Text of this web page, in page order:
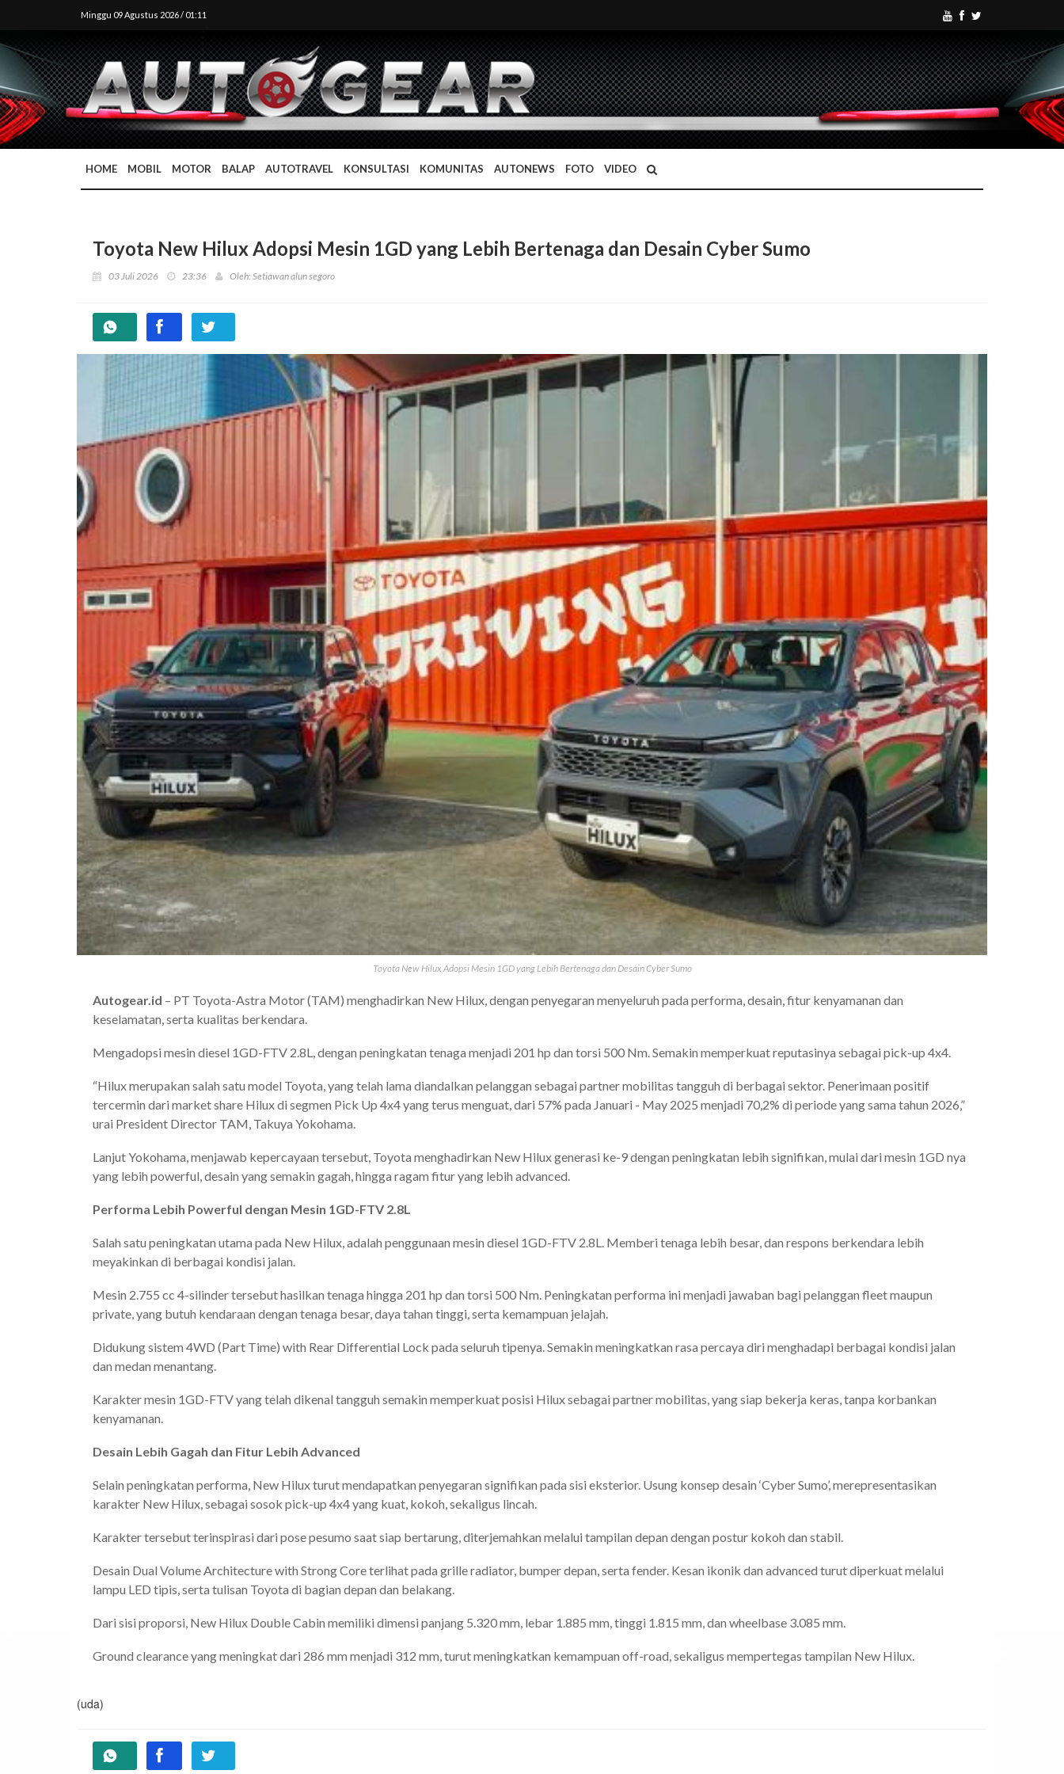
Minggu 09 Agustus 2026 / 01:11
HOME MOBIL MOTOR BALAP AUTOTRAVEL KONSULTASI KOMUNITAS AUTONEWS FOTO VIDEO
Toyota New Hilux Adopsi Mesin 1GD yang Lebih Bertenaga dan Desain Cyber Sumo
03 Juli 2026 23:36 Oleh: Setiawan alun segoro
Toyota New Hilux Adopsi Mesin 1GD yang Lebih Bertenaga dan Desain Cyber Sumo
Autogear.id – PT Toyota-Astra Motor (TAM) menghadirkan New Hilux, dengan penyegaran menyeluruh pada performa, desain, fitur kenyamanan dan
keselamatan, serta kualitas berkendara.
Mengadopsi mesin diesel 1GD-FTV 2.8L, dengan peningkatan tenaga menjadi 201 hp dan torsi 500 Nm. Semakin memperkuat reputasinya sebagai pick-up 4x4.
“Hilux merupakan salah satu model Toyota, yang telah lama diandalkan pelanggan sebagai partner mobilitas tangguh di berbagai sektor. Penerimaan positif
tercermin dari market share Hilux di segmen Pick Up 4x4 yang terus menguat, dari 57% pada Januari - May 2025 menjadi 70,2% di periode yang sama tahun 2026,”
urai President Director TAM, Takuya Yokohama.
Lanjut Yokohama, menjawab kepercayaan tersebut, Toyota menghadirkan New Hilux generasi ke-9 dengan peningkatan lebih signifikan, mulai dari mesin 1GD nya
yang lebih powerful, desain yang semakin gagah, hingga ragam fitur yang lebih advanced.
Performa Lebih Powerful dengan Mesin 1GD-FTV 2.8L
Salah satu peningkatan utama pada New Hilux, adalah penggunaan mesin diesel 1GD-FTV 2.8L. Memberi tenaga lebih besar, dan respons berkendara lebih
meyakinkan di berbagai kondisi jalan.
Mesin 2.755 cc 4-silinder tersebut hasilkan tenaga hingga 201 hp dan torsi 500 Nm. Peningkatan performa ini menjadi jawaban bagi pelanggan fleet maupun
private, yang butuh kendaraan dengan tenaga besar, daya tahan tinggi, serta kemampuan jelajah.
Didukung sistem 4WD (Part Time) with Rear Differential Lock pada seluruh tipenya. Semakin meningkatkan rasa percaya diri menghadapi berbagai kondisi jalan
dan medan menantang.
Karakter mesin 1GD-FTV yang telah dikenal tangguh semakin memperkuat posisi Hilux sebagai partner mobilitas, yang siap bekerja keras, tanpa korbankan
kenyamanan.
Desain Lebih Gagah dan Fitur Lebih Advanced
Selain peningkatan performa, New Hilux turut mendapatkan penyegaran signifikan pada sisi eksterior. Usung konsep desain ‘Cyber Sumo’, merepresentasikan
karakter New Hilux, sebagai sosok pick-up 4x4 yang kuat, kokoh, sekaligus lincah.
Karakter tersebut terinspirasi dari pose pesumo saat siap bertarung, diterjemahkan melalui tampilan depan dengan postur kokoh dan stabil.
Desain Dual Volume Architecture with Strong Core terlihat pada grille radiator, bumper depan, serta fender. Kesan ikonik dan advanced turut diperkuat melalui
lampu LED tipis, serta tulisan Toyota di bagian depan dan belakang.
Dari sisi proporsi, New Hilux Double Cabin memiliki dimensi panjang 5.320 mm, lebar 1.885 mm, tinggi 1.815 mm, dan wheelbase 3.085 mm.
Ground clearance yang meningkat dari 286 mm menjadi 312 mm, turut meningkatkan kemampuan off-road, sekaligus mempertegas tampilan New Hilux.
(uda)